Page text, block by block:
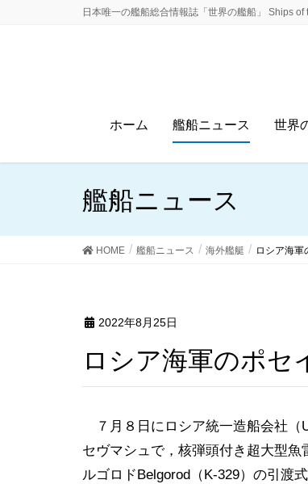
日本唯一の艦船総合情報誌「世界の艦船」 Ships of
ホーム 艦船ニュース 世界
艦船ニュース
HOME 艦船ニュース 海外艦艇 ロシア海軍
2022年8月25日
ロシア海軍のポ
７月８日にロシア統一造船会社（
セヴマシュで，核弾頭付き超大型
ルゴロドBelgorod（K-329）の引渡